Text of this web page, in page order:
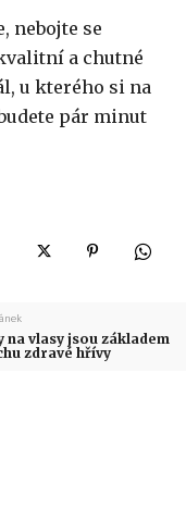
nebojte se
a chutné
u kterého si na
pár minut
na vlasy jsou základem
zdravé hřívy